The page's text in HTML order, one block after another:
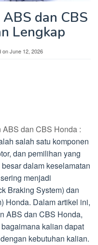
dan CBS
Lengkap
onJune 12, 2026
dan CBS Honda :
salah satu komponen
dan pemilihan yang
dalam keselamatan
menjadi
Braking System) dan
Honda. Dalam artikel ini,
ABS dan CBS Honda,
kalian dapat
kebutuhan kalian.